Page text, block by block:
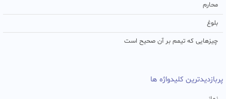
محارم
بلوغ
چیزهایی که تیمم بر آن صحیح است
پربازدیدترین کلیدواژه ها